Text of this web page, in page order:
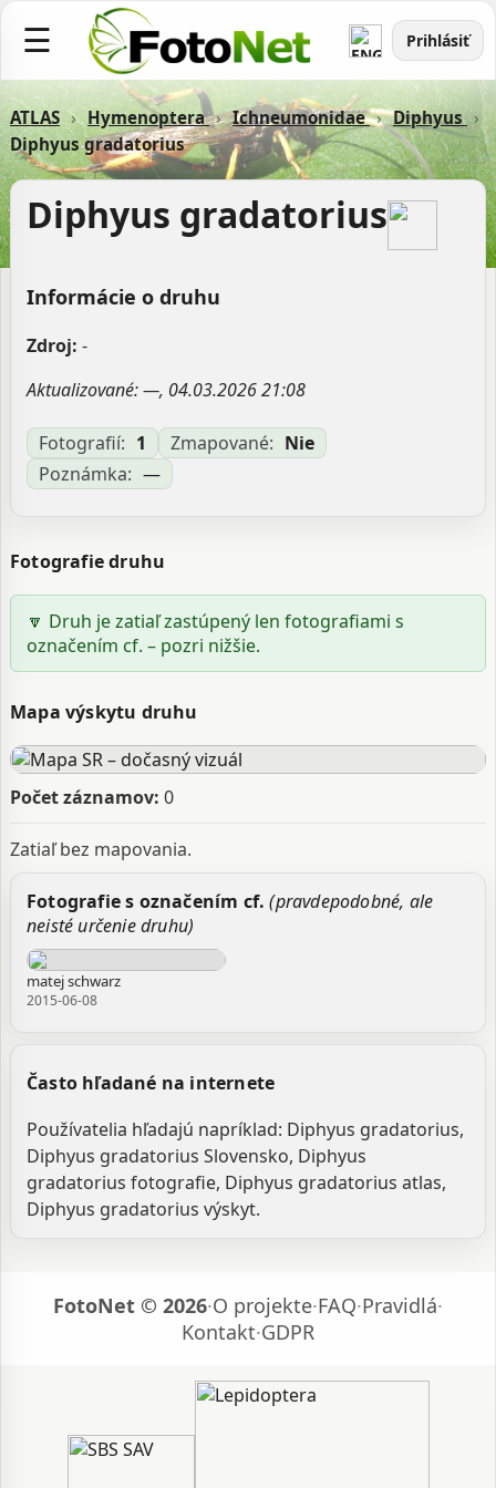
☰ Prihlásiť
ATLAS › Hymenoptera › Ichneumonidae › Diphyus ›
Diphyus gradatorius
Diphyus gradatorius
Informácie o druhu
Zdroj: -
Aktualizované: —, 04.03.2026 21:08
Fotografií: 1 Zmapované: Nie
Poznámka: —
Fotografie druhu
🔽 Druh je zatiaľ zastúpený len fotografiami s
označením cf. – pozri nižšie.
Mapa výskytu druhu
Počet záznamov: 0
Zatiaľ bez mapovania.
Fotografie s označením cf.(pravdepodobné, ale
neisté určenie druhu)
matej schwarz
2015-06-08
Často hľadané na internete
Používatelia hľadajú napríklad: Diphyus gradatorius,
Diphyus gradatorius Slovensko, Diphyus
gradatorius fotografie, Diphyus gradatorius atlas,
Diphyus gradatorius výskyt.
FotoNet © 2026·O projekte·FAQ·Pravidlá·
Kontakt·GDPR